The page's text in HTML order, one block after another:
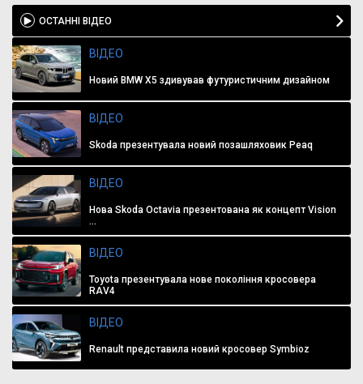
ОСТАННІ ВІДЕО
ВІДЕО
Новий BMW X5 здивував футуристичним дизайном
ВІДЕО
Skoda презентувала новий позашляховик Peaq
ВІДЕО
Нова Skoda Octavia презентована як концепт Vision
...
ВІДЕО
Toyota презентувала нове покоління кросовера
RAV4
ВІДЕО
Renault представила новий кросовер Symbioz